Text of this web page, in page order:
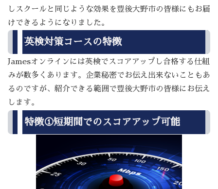
しスクールと同じような効果を豊後大野市の皆様にもお届
けできるようになりました。
英検対策コースの特徴
Jamesオンラインには英検でスコアアップし合格する仕組
みが数多くあります。企業秘密でお伝え出来ないこともあ
るのですが、紹介できる範囲で豊後大野市の皆様にお伝え
します。
特徴①短期間でのスコアアップ可能